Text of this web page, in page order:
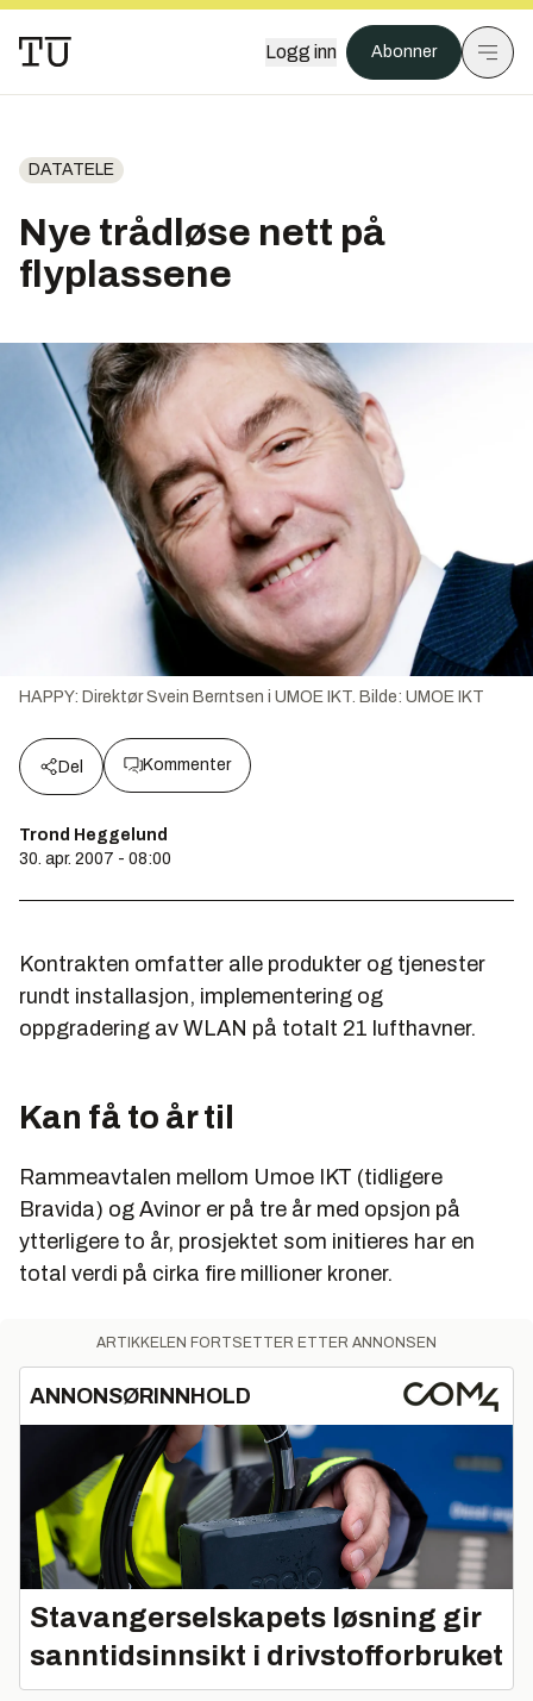
Logg inn Abonner
DATATELE
Nye trådløse nett på
flyplassene
HAPPY: Direktør Svein Berntsen i UMOE IKT. Bilde: UMOE IKT
Del Kommenter
Trond Heggelund
30. apr. 2007 - 08:00
Kontrakten omfatter alle produkter og tjenester
rundt installasjon, implementering og
oppgradering av WLAN på totalt 21 lufthavner.
Kan få to år til
Rammeavtalen mellom Umoe IKT (tidligere
Bravida) og Avinor er på tre år med opsjon på
ytterligere to år, prosjektet som initieres har en
total verdi på cirka fire millioner kroner.
ARTIKKELEN FORTSETTER ETTER ANNONSEN
ANNONSØRINNHOLD
Stavangerselskapets løsning gir
sanntidsinnsikt i drivstofforbruket